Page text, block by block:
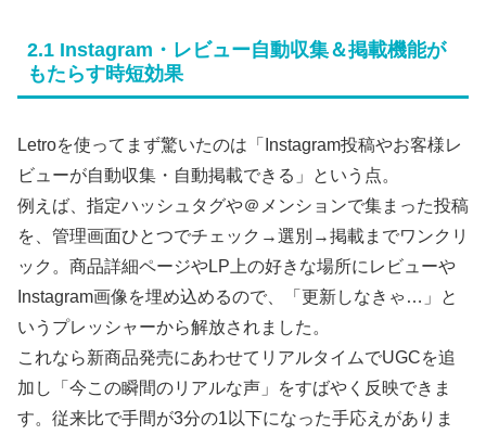
2.1 Instagram・レビュー自動収集＆掲載機能が
もたらす時短効果
Letroを使ってまず驚いたのは「Instagram投稿やお客様レ
ビューが自動収集・自動掲載できる」という点。
例えば、指定ハッシュタグや＠メンションで集まった投稿
を、管理画面ひとつでチェック→選別→掲載までワンクリ
ック。商品詳細ページやLP上の好きな場所にレビューや
Instagram画像を埋め込めるので、「更新しなきゃ…」と
いうプレッシャーから解放されました。
これなら新商品発売にあわせてリアルタイムでUGCを追
加し「今この瞬間のリアルな声」をすばやく反映できま
す。従来比で手間が3分の1以下になった手応えがありま